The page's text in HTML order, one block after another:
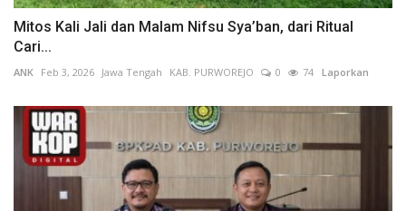
Mitos Kali Jali dan Malam Nifsu Sya’ban, dari Ritual
Cari...
ANK Feb 3, 2026 Jawa Tengah KAB. PURWOREJO 0 74 Laporkan